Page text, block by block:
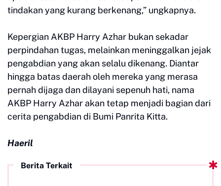
tindakan yang kurang berkenang,” ungkapnya.
Kepergian AKBP Harry Azhar bukan sekadar
perpindahan tugas, melainkan meninggalkan jejak
pengabdian yang akan selalu dikenang. Diantar
hingga batas daerah oleh mereka yang merasa
pernah dijaga dan dilayani sepenuh hati, nama
AKBP Harry Azhar akan tetap menjadi bagian dari
cerita pengabdian di Bumi Panrita Kitta.
Haeril
Berita Terkait